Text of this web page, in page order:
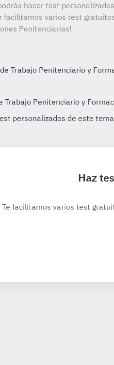
hacer test
facilitamos varios test
Penitenciarias!
Haz
Te facilitamos varios test